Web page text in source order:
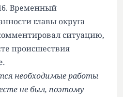
Временный
главы округа
ситуацию,
происшествия
необходимые работы
не был, поэтому